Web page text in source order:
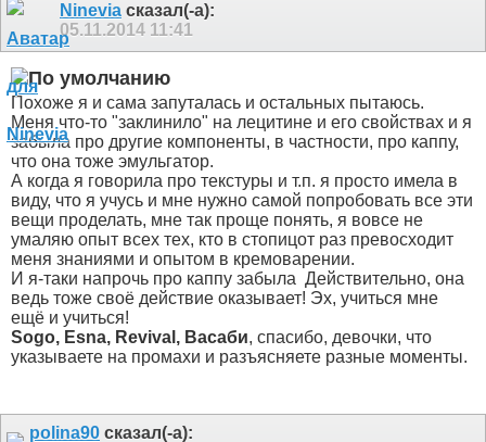
Ninevia сказал(-а):
05.11.2014 11:41
Похоже я и сама запуталась и остальных пытаюсь.
Меня что-то "заклинило" на лецитине и его свойствах и я
забыла про другие компоненты, в частности, про каппу,
что она тоже эмульгатор.
А когда я говорила про текстуры и т.п. я просто имела в
виду, что я учусь и мне нужно самой попробовать все эти
вещи проделать, мне так проще понять, я вовсе не
умаляю опыт всех тех, кто в стопицот раз превосходит
меня знаниями и опытом в кремоварении.
И я-таки напрочь про каппу забыла Действительно, она
ведь тоже своё действие оказывает! Эх, учиться мне
ещё и учиться!
Sogo, Esna, Revival, Васаби, спасибо, девочки, что
указываете на промахи и разъясняете разные моменты.
polina90 сказал(-а):